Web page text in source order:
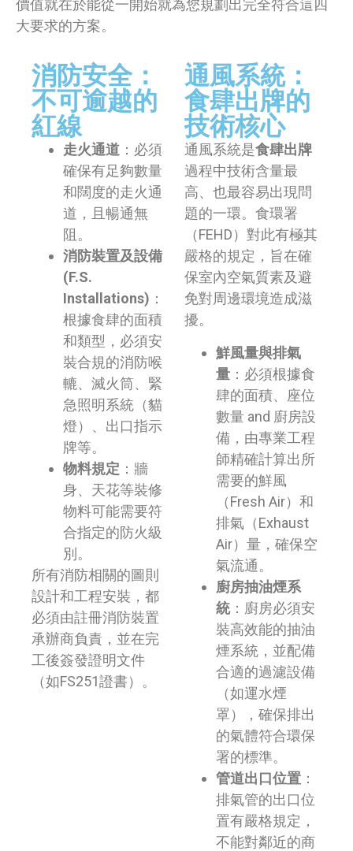
價值就在於能從一開始就為您規劃出完全符合這四
大要求的方案。
消防安全：
不可逾越的
紅線
走火通道 ：必須
確保有足夠數量
和闊度的走火通
道，且暢通無
阻。
消防裝置及設備
(F.S.
Installations) ：
根據食肆的面積
和類型，必須安
裝合規的消防喉
轆、滅火筒、緊
急照明系統（貓
燈）、出口指示
牌等。
物料規定 ：牆
身、天花等裝修
物料可能需要符
合指定的防火級
別。
所有消防相關的圖則
設計和工程安裝，都
必須由註冊消防裝置
承辦商負責，並在完
工後簽發證明文件
（如FS251證書）。
通風系統：
食肆出牌的
技術核心
通風系統是食肆出牌
過程中技術含量最
高、也最容易出現問
題的一環。食環署
（FEHD）對此有極其
嚴格的規定，旨在確
保室內空氣質素及避
免對周邊環境造成滋
擾。
鮮風量與排氣
量 ：必須根據食
肆的面積、座位
數量 and 廚房設
備，由專業工程
師精確計算出所
需要的鮮風
（Fresh Air）和
排氣（Exhaust
Air）量，確保空
氣流通。
廚房抽油煙系
統：廚房必須安
裝高效能的抽油
煙系統，並配備
合適的過濾設備
（如運水煙
罩），確保排出
的氣體符合環保
署的標準。
管道出口位置 ：
排氣管的出口位
置有嚴格規定，
不能對鄰近的商